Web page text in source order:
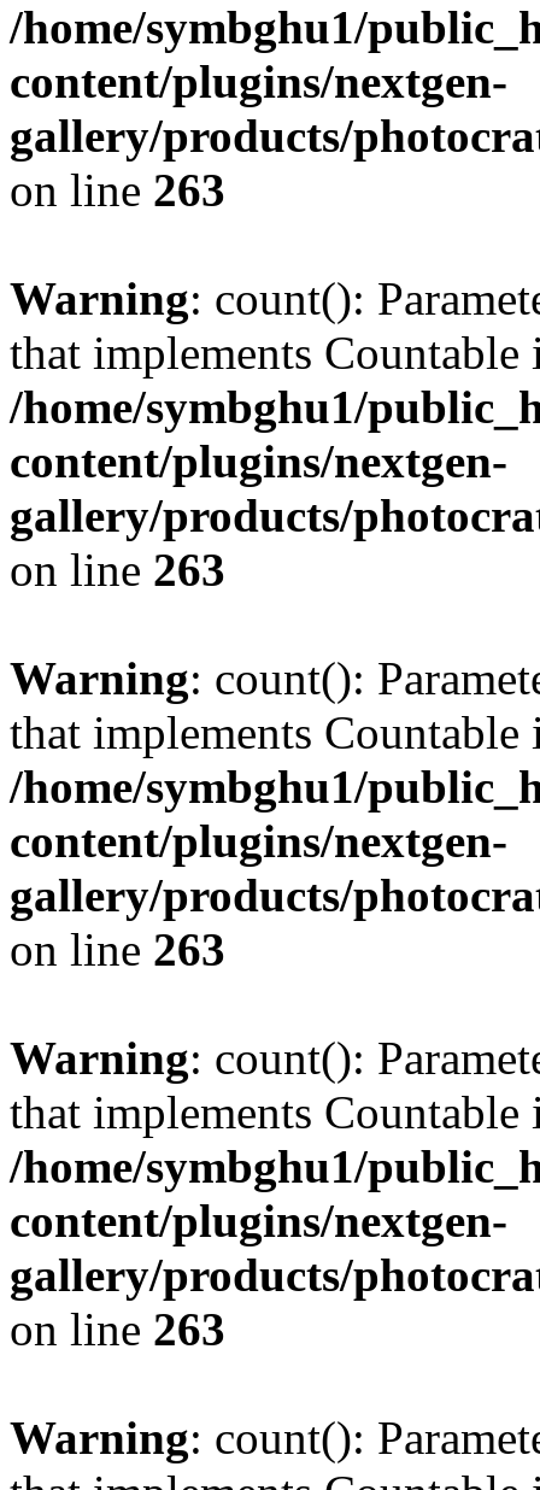
/home/symbghu1/
content/plugins/nextgen-
gallery/products/
on line 263
Warning: count():
that implements Countable
/home/symbghu1/
content/plugins/nextgen-
gallery/products/
on line 263
Warning: count():
that implements Countable
/home/symbghu1/
content/plugins/nextgen-
gallery/products/
on line 263
Warning: count():
that implements Countable
/home/symbghu1/
content/plugins/nextgen-
gallery/products/
on line 263
Warning: count():